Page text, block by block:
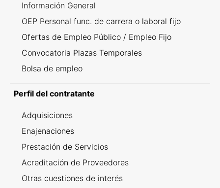
Información General
OEP Personal func. de carrera o laboral fijo
Ofertas de Empleo Público / Empleo Fijo
Convocatoria Plazas Temporales
Bolsa de empleo
Perfil del contratante
Adquisiciones
Enajenaciones
Prestación de Servicios
Acreditación de Proveedores
Otras cuestiones de interés